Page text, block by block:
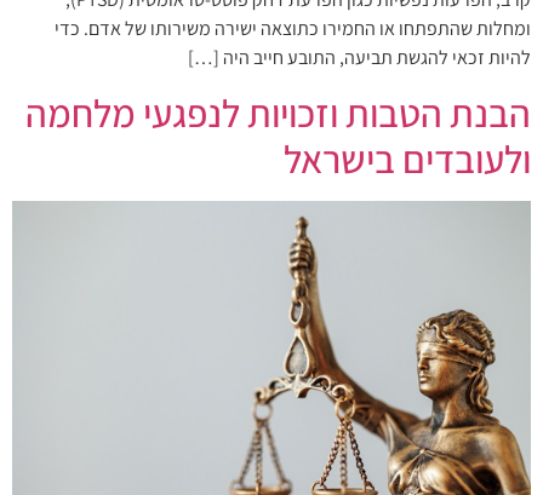
ומחלות שהתפתחו או החמירו כתוצאה ישירה משירותו של אדם. כדי
להיות זכאי להגשת תביעה, התובע חייב היה […]
הבנת הטבות וזכויות לנפגעי מלחמה
ולעובדים בישראל